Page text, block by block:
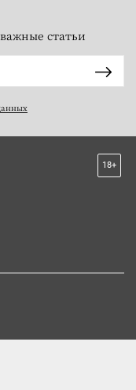
статьи
18+